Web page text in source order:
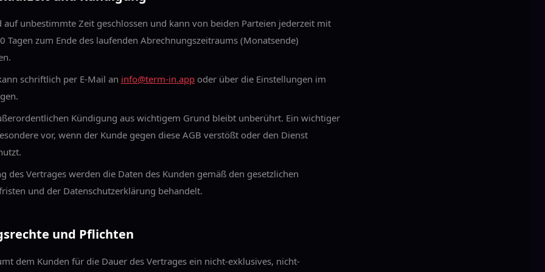
auf unbestimmte Zeit geschlossen und kann von beiden Parteien jederzeit mit
Tagen zum Ende des laufenden Abrechnungszeitraums (Monatsende)
schriftlich per E-Mail an info@term-in.app oder über die Einstellungen im
Kündigung aus wichtigem Grund bleibt unberührt. Ein wichtiger
vor, wenn der Kunde gegen diese AGB verstößt oder den Dienst
des Vertrages werden die Daten des Kunden gemäß den gesetzlichen
und der Datenschutzerklärung behandelt.
und Pflichten
dem Kunden für die Dauer des Vertrages ein nicht-exklusives, nicht-